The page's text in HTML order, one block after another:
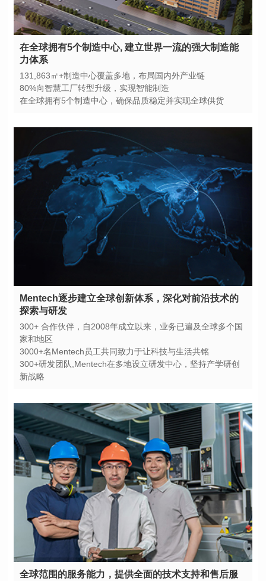
力体系
131,863㎡+制造中心覆盖多地，布局国内外产业链
80%向智慧工厂转型升级，实现智能制造
在全球拥有5个制造中心，确保品质稳定并实现全球供货
探索与研发
家和地区
3000+名Mentech员工共同致力于让科技与生活共铭
新战略